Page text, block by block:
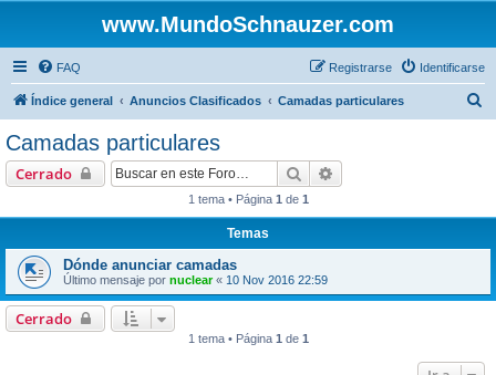
www.MundoSchnauzer.com
FAQ Identificarse
Registrarse
Índice general Anuncios Clasificados Camadas particulares
Camadas particulares
Cerrado Buscar
1 tema • Página 1 de 1
Temas
Dónde anunciar camadas
Último mensaje por nuclear« 10 Nov 2016 22:59
Cerrado
1 tema • Página 1 de 1